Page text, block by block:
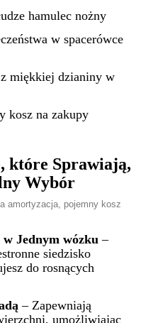
hamulec nożny
w spacerówce
miękkiej dzianiny w
kosz na zakupy
które Sprawiają,
Wybór
Jednym wózku –
siedzisko
do rosnących
– Zapewniają
umożliwiając